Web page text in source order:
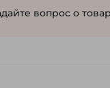
вопрос о